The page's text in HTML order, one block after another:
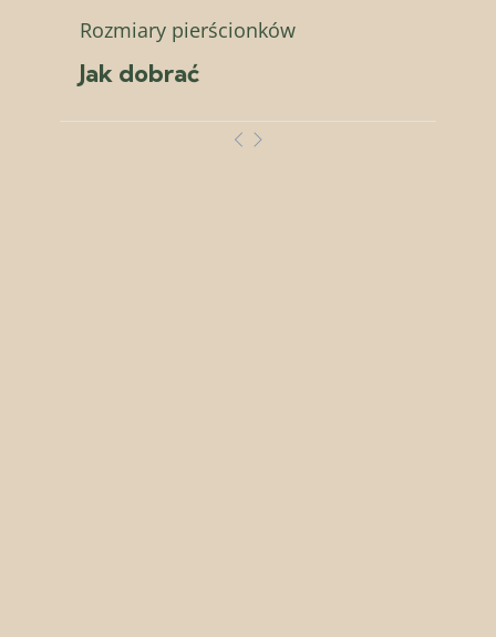
Rozmiary pierścionków
Jak dobrać